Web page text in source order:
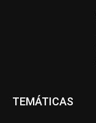
TEMÁTICAS